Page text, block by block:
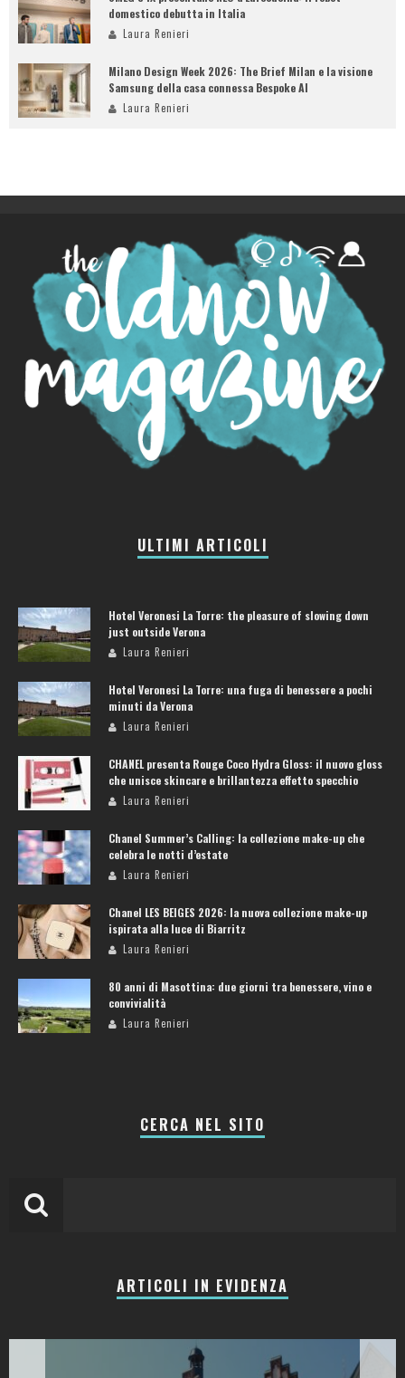
domestico debutta in Italia
Laura Renieri
Milano Design Week 2026: The Brief Milan e la visione
Samsung della casa connessa Bespoke AI
Laura Renieri
ULTIMI ARTICOLI
Hotel Veronesi La Torre: the pleasure of slowing down
just outside Verona
Laura Renieri
Hotel Veronesi La Torre: una fuga di benessere a pochi
minuti da Verona
Laura Renieri
CHANEL presenta Rouge Coco Hydra Gloss: il nuovo gloss
che unisce skincare e brillantezza effetto specchio
Laura Renieri
Chanel Summer’s Calling: la collezione make-up che
celebra le notti d’estate
Laura Renieri
Chanel LES BEIGES 2026: la nuova collezione make-up
ispirata alla luce di Biarritz
Laura Renieri
80 anni di Masottina: due giorni tra benessere, vino e
convivialità
Laura Renieri
CERCA NEL SITO
ARTICOLI IN EVIDENZA